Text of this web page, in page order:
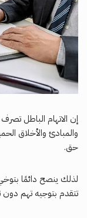
إن الاتهام الباطل
والمبادئ والأخلاق
حق.
لذلك ينصح دائمًا
تتقدم بتوجيه تهم دون